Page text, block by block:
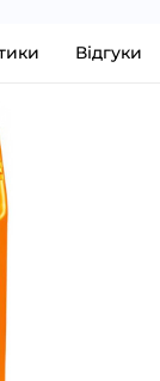
Відгуки